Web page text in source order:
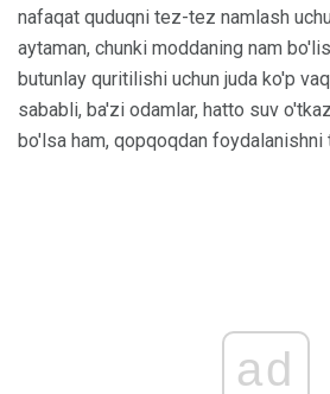
nafaqat quduqni tez-tez namlash
aytaman, chunki moddaning nam
butunlay quritilishi uchun juda ko'p
sababli, ba'zi odamlar, hatto suv
bo'lsa ham, qopqoqdan foydalanishni
ad